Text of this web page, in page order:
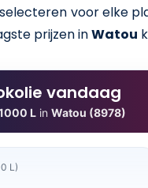
voor elke
prijzen inWatou
vandaag
L in Watou (8978)
L)